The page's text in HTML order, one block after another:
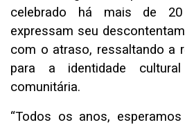
celebrado há mais de 20
expressam seu
com o atraso, ressaltando a
para a identidade
comunitária.
“Todos os anos,